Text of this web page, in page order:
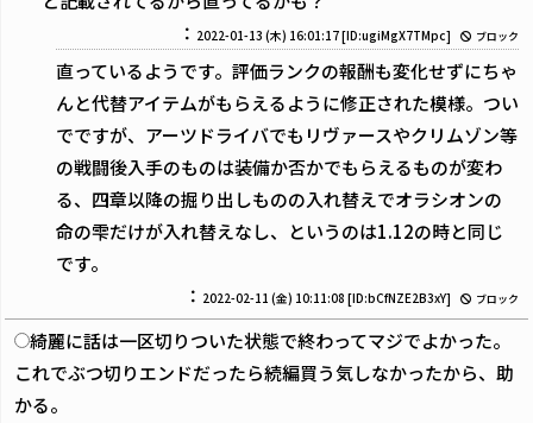
： 2022-01-13 (木) 16:01:17[ID:ugiMgX7TMpc] ブロック
直っているようです。評価ランクの報酬も変化せずにちゃ
んと代替アイテムがもらえるように修正された模様。つい
でですが、アーツドライバでもリヴァースやクリムゾン等
の戦闘後入手のものは装備か否かでもらえるものが変わ
る、四章以降の掘り出しものの入れ替えでオラシオンの
命の雫だけが入れ替えなし、というのは1.12の時と同じ
です。
： 2022-02-11 (金) 10:11:08 [ID:bCfNZE2B3xY] ブロック
綺麗に話は一区切りついた状態で終わってマジでよかった。
これでぶつ切りエンドだったら続編買う気しなかったから、助
かる。